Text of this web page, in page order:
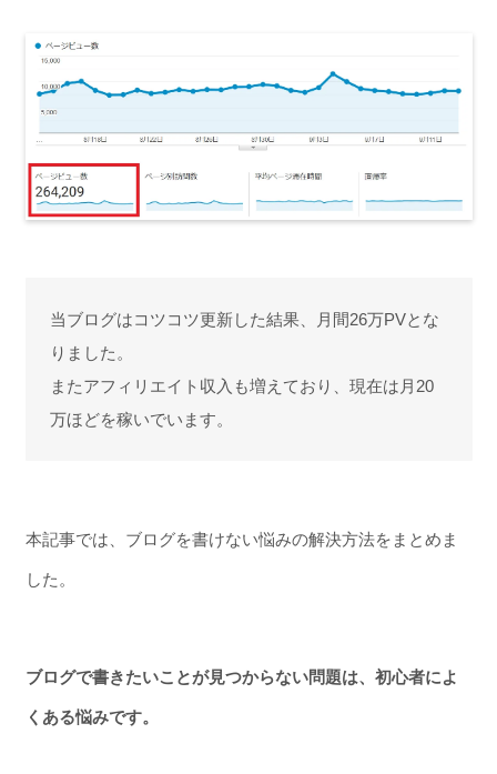
当ブログはコツコツ更新した結果、月間26万PVとな
りました。
またアフィリエイト収入も増えており、現在は月20
万ほどを稼いでいます。
本記事では、ブログを書けない悩みの解決方法をまとめま
した。
ブログで書きたいことが見つからない問題は、初心者によ
くある悩みです。